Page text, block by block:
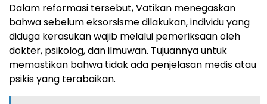
Dalam reformasi tersebut, Vatikan menegaskan
bahwa sebelum eksorsisme dilakukan, individu yang
diduga kerasukan wajib melalui pemeriksaan oleh
dokter, psikolog, dan ilmuwan. Tujuannya untuk
memastikan bahwa tidak ada penjelasan medis atau
psikis yang terabaikan.